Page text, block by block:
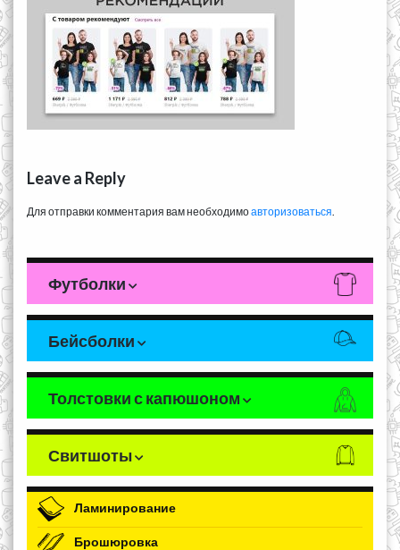
Leave a Reply
Для отправки комментария вам необходимоавторизоваться
Футболки
Бейсболки
Толстовки с капюшоном
Свитшоты
Ламинирование
Брошюровка